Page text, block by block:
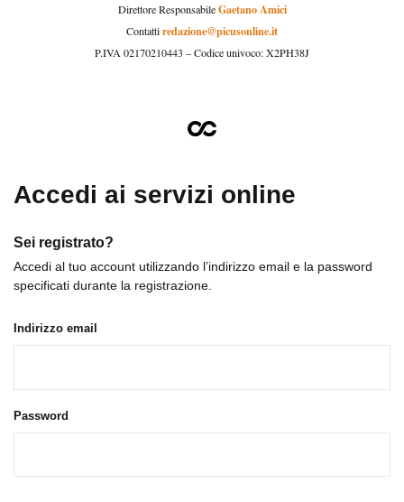
Direttore ResponsabileGaetano Amici
Contattiredazione@picusonline.it
P.IVA 02170210443 – Codice univoco: X2PH38J
Accedi ai servizi online
Sei registrato?
Accedi al tuo account utilizzando l’indirizzo email e la password
specificati durante la registrazione.
Indirizzo email
Password